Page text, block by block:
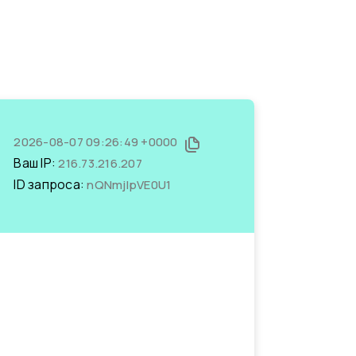
2026-08-07 09:26:49 +0000
Ваш IP:216.73.216.207
ID запроса:nQNmjlpVE0U1